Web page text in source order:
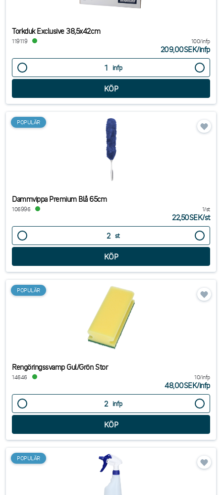
Torkduk Exclusive 38,5x42cm
119119 100/infp
209,00SEK/infp
infp
POPULÄR
Dammvippa Premium Blå 65cm
106996 1/st
22,50SEK/st
st
POPULÄR
Rengöringssvamp Gul/Grön Stor
14646 10/infp
48,00SEK/infp
infp
POPULÄR